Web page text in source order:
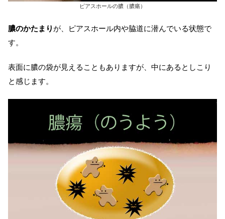
ピアスホールの膿（膿瘍）
膿のかたまり が、ピアスホール内や脇道に潜んでいる状態で
す。
表面に膿の袋が見えることもありますが、中にあるとしこり
と感じます。